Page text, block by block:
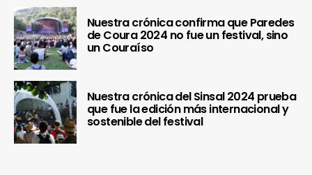
Nuestra crónica confirma que Paredes
de Coura 2024 no fue un festival, sino
un Couraíso
Nuestra crónica del Sinsal 2024 prueba
que fue la edición más internacional y
sostenible del festival